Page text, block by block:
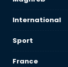
International
Sport
France